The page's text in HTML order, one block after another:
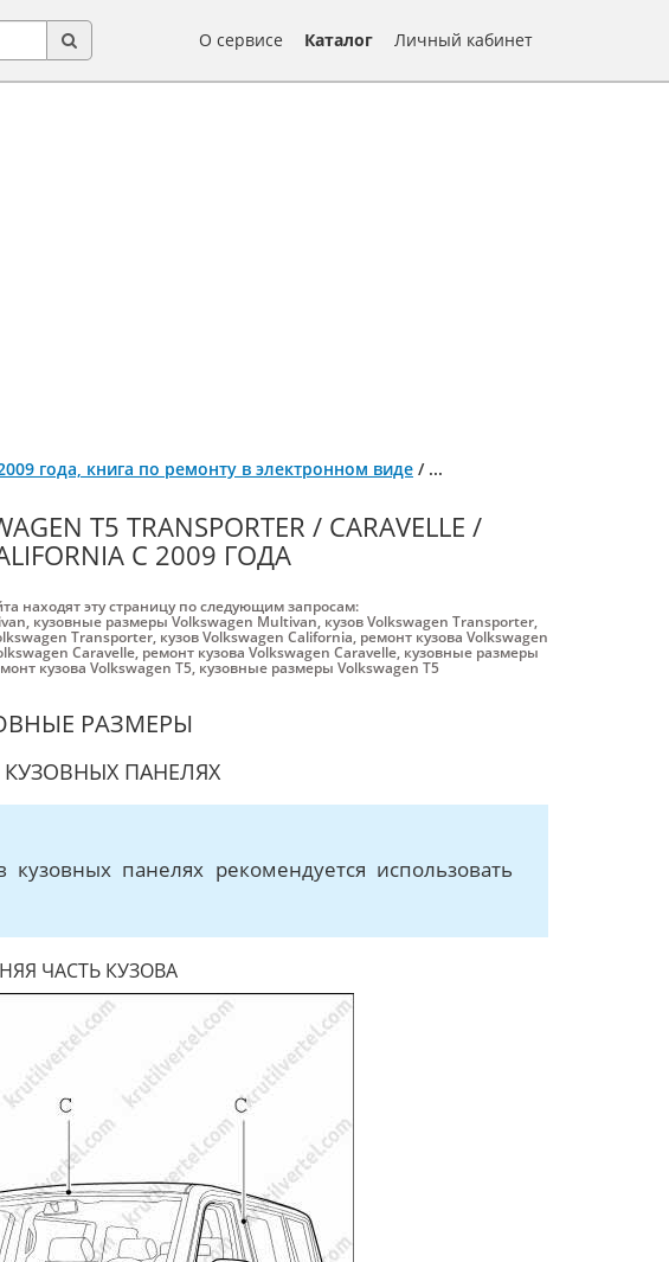
О сервисе Каталог Личный кабинет
года, книга по ремонту в электронном виде / ...
T5 TRANSPORTER / CARAVELLE /
С 2009 ГОДА
находят эту страницу по следующим запросам:
, кузовные размеры Volkswagen Multivan, кузов Volkswagen Transporter,
Transporter, кузов Volkswagen California, ремонт кузова Volkswagen
Caravelle, ремонт кузова Volkswagen Caravelle, кузовные размеры
кузова Volkswagen Т5, кузовные размеры Volkswagen Т5
РАЗМЕРЫ
ПАНЕЛЯХ
панелях рекомендуется использовать
ЧАСТЬ КУЗОВА